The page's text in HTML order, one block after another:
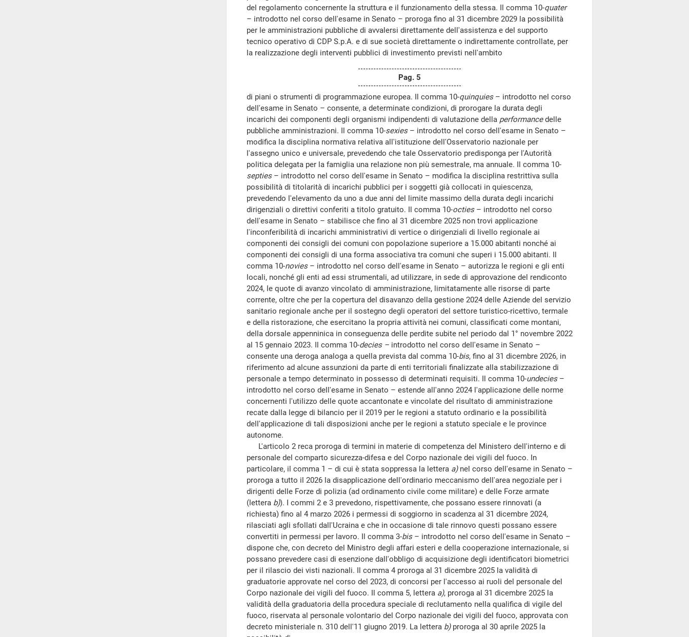
del regolamento concernente la struttura e il funzionamento della stessa. Il comma 10-quater
– introdotto nel corso dell'esame in Senato – proroga fino al 31 dicembre 2029 la possibilità
per le amministrazioni pubbliche di avvalersi direttamente dell'assistenza e del supporto
tecnico operativo di CDP S.p.A. e di sue società direttamente o indirettamente controllate, per
la realizzazione degli interventi pubblici di investimento previsti nell'ambito
Pag. 5
di piani o strumenti di programmazione europea. Il comma 10-quinquies– introdotto nel corso
dell'esame in Senato – consente, a determinate condizioni, di prorogare la durata degli
incarichi dei componenti degli organismi indipendenti di valutazione della performancedelle
pubbliche amministrazioni. Il comma 10-sexies– introdotto nel corso dell'esame in Senato –
modifica la disciplina normativa relativa all'istituzione dell'Osservatorio nazionale per
l'assegno unico e universale, prevedendo che tale Osservatorio predisponga per l'Autorità
politica delegata per la famiglia una relazione non più semestrale, ma annuale. Il comma 10-
septies– introdotto nel corso dell'esame in Senato – modifica la disciplina restrittiva sulla
possibilità di titolarità di incarichi pubblici per i soggetti già collocati in quiescenza,
prevedendo l'elevamento da uno a due anni del limite massimo della durata degli incarichi
dirigenziali o direttivi conferiti a titolo gratuito. Il comma 10-octies– introdotto nel corso
dell'esame in Senato – stabilisce che fino al 31 dicembre 2025 non trovi applicazione
l'inconferibilità di incarichi amministrativi di vertice o dirigenziali di livello regionale ai
componenti dei consigli dei comuni con popolazione superiore a 15.000 abitanti nonché ai
componenti dei consigli di una forma associativa tra comuni che superi i 15.000 abitanti. Il
comma 10-novies– introdotto nel corso dell'esame in Senato – autorizza le regioni e gli enti
locali, nonché gli enti ad essi strumentali, ad utilizzare, in sede di approvazione del rendiconto
2024, le quote di avanzo vincolato di amministrazione, limitatamente alle risorse di parte
corrente, oltre che per la copertura del disavanzo della gestione 2024 delle Aziende del servizio
sanitario regionale anche per il sostegno degli operatori del settore turistico-ricettivo, termale
e della ristorazione, che esercitano la propria attività nei comuni, classificati come montani,
della dorsale appenninica in conseguenza delle perdite subite nel periodo dal 1° novembre 2022
al 15 gennaio 2023. Il comma 10-decies – introdotto nel corso dell'esame in Senato –
consente una deroga analoga a quella prevista dal comma 10-bis, fino al 31 dicembre 2026, in
riferimento ad alcune assunzioni da parte di enti territoriali finalizzate alla stabilizzazione di
personale a tempo determinato in possesso di determinati requisiti. Il comma 10-undecies–
introdotto nel corso dell'esame in Senato – estende all'anno 2024 l'applicazione delle norme
concernenti l'utilizzo delle quote accantonate e vincolate del risultato di amministrazione
recate dalla legge di bilancio per il 2019 per le regioni a statuto ordinario e la possibilità
dell'applicazione di tali disposizioni anche per le regioni a statuto speciale e le province
autonome.
L'articolo 2 reca proroga di termini in materie di competenza del Ministero dell'interno e di
personale del comparto sicurezza-difesa e del Corpo nazionale dei vigili del fuoco. In
particolare, il comma 1 – di cui è stata soppressa la lettera a)nel corso dell'esame in Senato –
proroga a tutto il 2026 la disapplicazione dell'ordinario meccanismo dell'area negoziale per i
dirigenti delle Forze di polizia (ad ordinamento civile come militare) e delle Forze armate
(lettera b)). I commi 2 e 3 prevedono, rispettivamente, che possano essere rinnovati (a
richiesta) fino al 4 marzo 2026 i permessi di soggiorno in scadenza al 31 dicembre 2024,
rilasciati agli sfollati dall'Ucraina e che in occasione di tale rinnovo questi possano essere
convertiti in permessi per lavoro. Il comma 3-bis– introdotto nel corso dell'esame in Senato –
dispone che, con decreto del Ministro degli affari esteri e della cooperazione internazionale, si
possano prevedere casi di esenzione dall'obbligo di acquisizione degli identificatori biometrici
per il rilascio dei visti nazionali. Il comma 4 proroga al 31 dicembre 2025 la validità di
graduatorie approvate nel corso del 2023, di concorsi per l'accesso ai ruoli del personale del
Corpo nazionale dei vigili del fuoco. Il comma 5, lettera a), proroga al 31 dicembre 2025 la
validità della graduatoria della procedura speciale di reclutamento nella qualifica di vigile del
fuoco, riservata al personale volontario del Corpo nazionale dei vigili del fuoco, approvata con
decreto ministeriale n. 310 dell'11 giugno 2019. La lettera b)proroga al 30 aprile 2025 la